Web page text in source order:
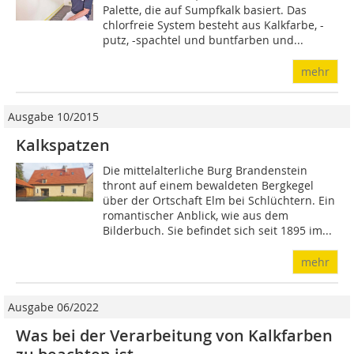
Palette, die auf Sumpfkalk basiert. Das
chlorfreie System besteht aus Kalkfarbe, -
putz, -spachtel und buntfarben und...
mehr
Ausgabe 10/2015
Kalkspatzen
Die mittelalterliche Burg Brandenstein
thront auf einem bewaldeten Bergkegel
über der Ortschaft Elm bei Schlüchtern. Ein
romantischer Anblick, wie aus dem
Bilderbuch. Sie befindet sich seit 1895 im...
mehr
Ausgabe 06/2022
Was bei der Verarbeitung von Kalkfarben